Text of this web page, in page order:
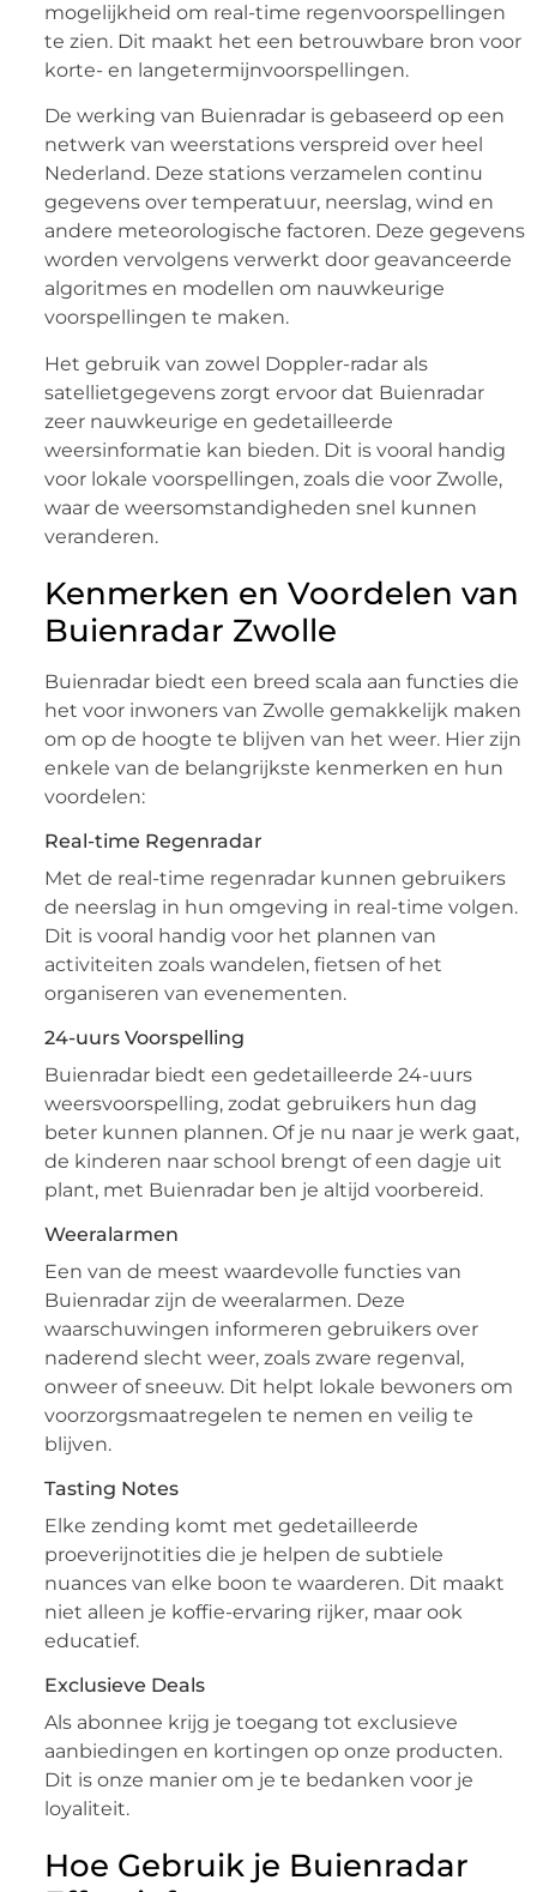
mogelijkheid om real-time regenvoorspellingen
te zien. Dit maakt het een betrouwbare bron voor
korte- en langetermijnvoorspellingen.
De werking van Buienradar is gebaseerd op een
netwerk van weerstations verspreid over heel
Nederland. Deze stations verzamelen continu
gegevens over temperatuur, neerslag, wind en
andere meteorologische factoren. Deze gegevens
worden vervolgens verwerkt door geavanceerde
algoritmes en modellen om nauwkeurige
voorspellingen te maken.
Het gebruik van zowel Doppler-radar als
satellietgegevens zorgt ervoor dat Buienradar
zeer nauwkeurige en gedetailleerde
weersinformatie kan bieden. Dit is vooral handig
voor lokale voorspellingen, zoals die voor Zwolle,
waar de weersomstandigheden snel kunnen
veranderen.
Kenmerken en Voordelen van
Buienradar Zwolle
Buienradar biedt een breed scala aan functies die
het voor inwoners van Zwolle gemakkelijk maken
om op de hoogte te blijven van het weer. Hier zijn
enkele van de belangrijkste kenmerken en hun
voordelen:
Real-time Regenradar
Met de real-time regenradar kunnen gebruikers
de neerslag in hun omgeving in real-time volgen.
Dit is vooral handig voor het plannen van
activiteiten zoals wandelen, fietsen of het
organiseren van evenementen.
24-uurs Voorspelling
Buienradar biedt een gedetailleerde 24-uurs
weersvoorspelling, zodat gebruikers hun dag
beter kunnen plannen. Of je nu naar je werk gaat,
de kinderen naar school brengt of een dagje uit
plant, met Buienradar ben je altijd voorbereid.
Weeralarmen
Een van de meest waardevolle functies van
Buienradar zijn de weeralarmen. Deze
waarschuwingen informeren gebruikers over
naderend slecht weer, zoals zware regenval,
onweer of sneeuw. Dit helpt lokale bewoners om
voorzorgsmaatregelen te nemen en veilig te
blijven.
Tasting Notes
Elke zending komt met gedetailleerde
proeverijnotities die je helpen de subtiele
nuances van elke boon te waarderen. Dit maakt
niet alleen je koffie-ervaring rijker, maar ook
educatief.
Exclusieve Deals
Als abonnee krijg je toegang tot exclusieve
aanbiedingen en kortingen op onze producten.
Dit is onze manier om je te bedanken voor je
loyaliteit.
Hoe Gebruik je Buienradar